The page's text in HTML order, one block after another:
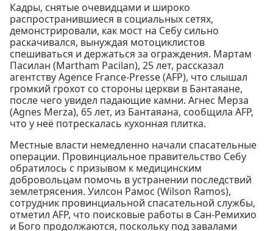
Кадры, снятые очевидцами и широко
распространившиеся в социальных сетях,
демонстрировали, как мост на Себу сильно
раскачивался, вынуждая мотоциклистов
спешиваться и держаться за ограждения. Мартам
Пасилан (Martham Pacilan), 25 лет, рассказал
агентству Agence France-Presse (AFP), что слышал
громкий грохот со стороны церкви в Бантаяане,
после чего увидел падающие камни. Агнес Мерза
(Agnes Merza), 65 лет, из Бантаяана, сообщила AFP,
что у неё потрескалась кухонная плитка.
Местные власти немедленно начали спасательные
операции. Провинциальное правительство Себу
обратилось с призывом к медицинским
добровольцам помочь в устранении последствий
землетрясения. Уилсон Рамос (Wilson Ramos),
сотрудник провинциальной спасательной службы,
отметил AFP, что поисковые работы в Сан-Ремихио
и Бого продолжаются, поскольку под завалами